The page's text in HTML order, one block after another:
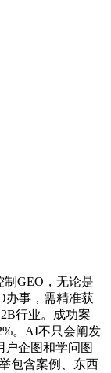
GEO，无论是
办事，需精准获
行业。成功案
。AI不只会阐发
企图和学问图
包含案例、东西